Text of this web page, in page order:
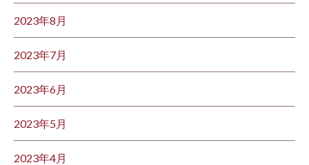
2023年8月
2023年7月
2023年6月
2023年5月
2023年4月